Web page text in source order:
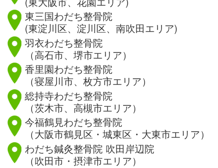
東三国わだち整骨院
(東淀川区、淀川区、南吹田エリア)
羽衣わだち整骨院
（高石市、堺市エリア）
香里園わだち整骨院
（寝屋川市、枚方市エリア）
総持寺わだち整骨院
（茨木市、高槻市エリア）
今福鶴見わだち整骨院
（大阪市鶴見区・城東区・大東市エリア）
わだち鍼灸整骨院 吹田岸辺院
（吹田市・摂津市エリア）